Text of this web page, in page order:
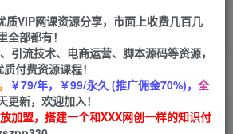
APP下载
GO
费 正文
现的108封大师手抄赚钱信，掌
质VIP网课资源分享，市面上收费几百几
部都有！
引流技术、电商运营、脚本源码等资源，
付费资源课程！
￥79/年，￥99/永久 (推广佣金70%)， 全
更新，欢迎加入！
加盟，搭建一个和XXX网创一样的知识付